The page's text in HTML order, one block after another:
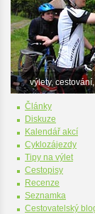
výlety,
Články
Diskuze
Kalendář akcí
Cyklozájezdy
Tipy na výlet
Cestopisy
Recenze
Seznamka
Cestovatelský